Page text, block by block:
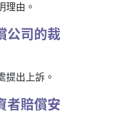
理由。
公司的裁
提出上訴。
者賠償安